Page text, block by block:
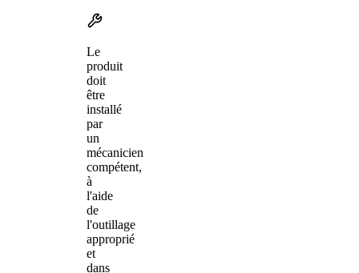
Le
produit
doit
être
installé
par
un
mécanicien
compétent,
à
l'aide
de
l'outillage
approprié
et
dans